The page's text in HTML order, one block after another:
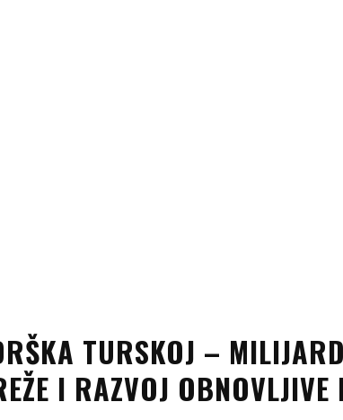
TURSKOJ –
I RAZVOJ OBNOVLJIVE